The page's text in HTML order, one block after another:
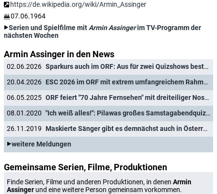
https://de.wikipedia.org/wiki/Armin_Assinger
07.06.1964
Serien und Spielfilme mit Armin Assingerim TV-Programm der
nächsten Wochen
Armin Assinger in den News
02.06.2026
Sparkurs auch im ORF: Aus für zwei Quizshows bestätigt
20.04.2026
ESC 2026 im ORF mit extrem umfangreichem Rahmenprogramm
06.05.2025
ORF feiert "70 Jahre Fernsehen" mit dreiteiliger Nostalgieshow
08.01.2020
"Ich weiß alles!": Pilawas großes Samstagabendquiz kehrt zurück
26.11.2019
Maskierte Sänger gibt es demnächst auch in Österreich
weitere Meldungen
Gemeinsame Serien, Filme, Produktionen
Finde Serien, Filme und anderen Produktionen, in denen Armin
Assinger und eine weitere Person gemeinsam vorkommen.